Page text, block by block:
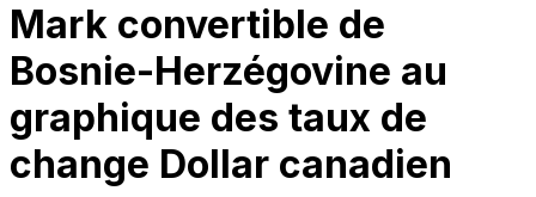
Mark convertible de
Bosnie-Herzégovine au
graphique des taux de
change Dollar canadien